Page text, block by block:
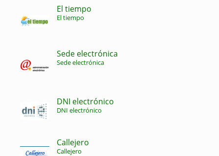
El tiempo
El tiempo
Sede electrónica
Sede electrónica
DNI electrónico
DNI electrónico
Callejero
Callejero